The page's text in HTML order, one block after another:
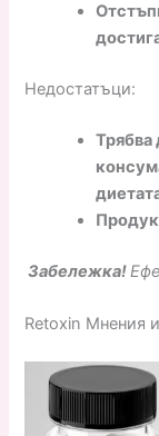
Недостатъци:
Трябва
Забележка!
Retoxin Мнения